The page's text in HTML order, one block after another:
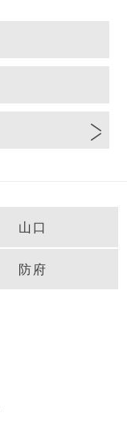
山口
防府